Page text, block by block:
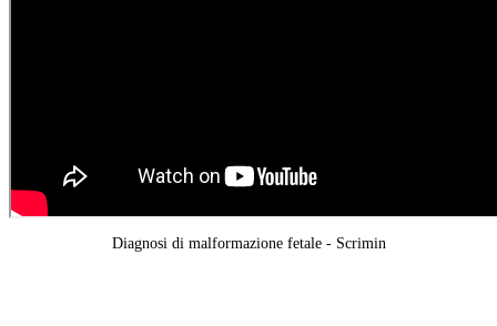
Diagnosi di malformazione fetale - Scrimin